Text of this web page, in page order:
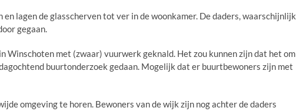
lagen de glasscherven tot ver in de woonkamer. De daders, waarschijnlijk
gegaan.
Winschoten met (zwaar) vuurwerk geknald. Het zou kunnen zijn dat het om
buurtonderzoek gedaan. Mogelijk dat er buurtbewoners zijn met
omgeving te horen. Bewoners van de wijk zijn nog achter de daders